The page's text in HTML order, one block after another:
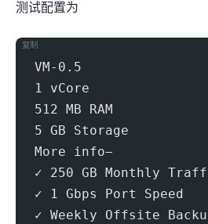
测试配置为
VM-0.5
1 vCore
512 MB RAM
5 GB Storage
More info−
✓ 250 GB Monthly
✓ 1 Gbps Port Speed
✓ Weekly Offsite
复制